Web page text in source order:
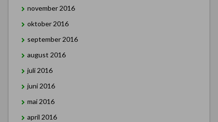
november 2016
oktober 2016
september 2016
august 2016
juli 2016
juni 2016
mai 2016
april 2016